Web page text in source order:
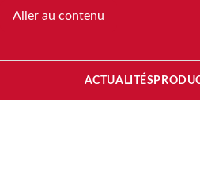
Aller au contenu
ACTUALITÉS